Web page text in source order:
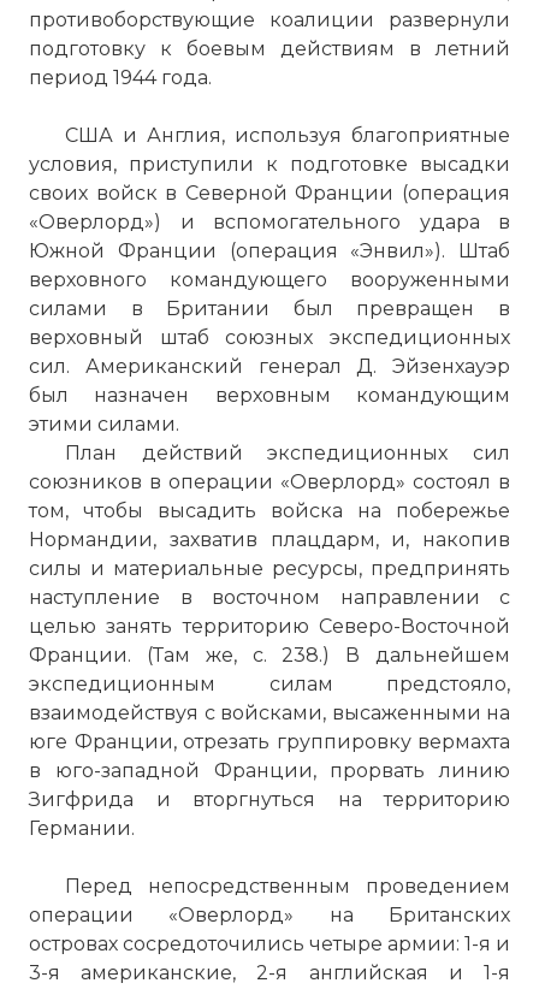
противоборствующие коалиции развернули
подготовку к боевым действиям в летний
период 1944 года.
США и Англия, используя благоприятные
условия, приступили к подготовке высадки
своих войск в Северной Франции (операция
«Оверлорд») и вспомогательного удара в
Южной Франции (операция «Энвил»). Штаб
верховного командующего вооруженными
силами в Британии был превращен в
верховный штаб союзных экспедиционных
сил. Американский генерал Д. Эйзенхауэр
был назначен верховным командующим
этими силами.
План действий экспедиционных сил
союзников в операции «Оверлорд» состоял в
том, чтобы высадить войска на побережье
Нормандии, захватив плацдарм, и, накопив
силы и материальные ресурсы, предпринять
наступление в восточном направлении с
целью занять территорию Северо-Восточной
Франции. (Там же, с. 238.) В дальнейшем
экспедиционным силам предстояло,
взаимодействуя с войсками, высаженными на
юге Франции, отрезать группировку вермахта
в юго-западной Франции, прорвать линию
Зигфрида и вторгнуться на территорию
Германии.
Перед непосредственным проведением
операции «Оверлорд» на Британских
островах сосредоточились четыре армии: 1-я и
3-я американские, 2-я английская и 1-я